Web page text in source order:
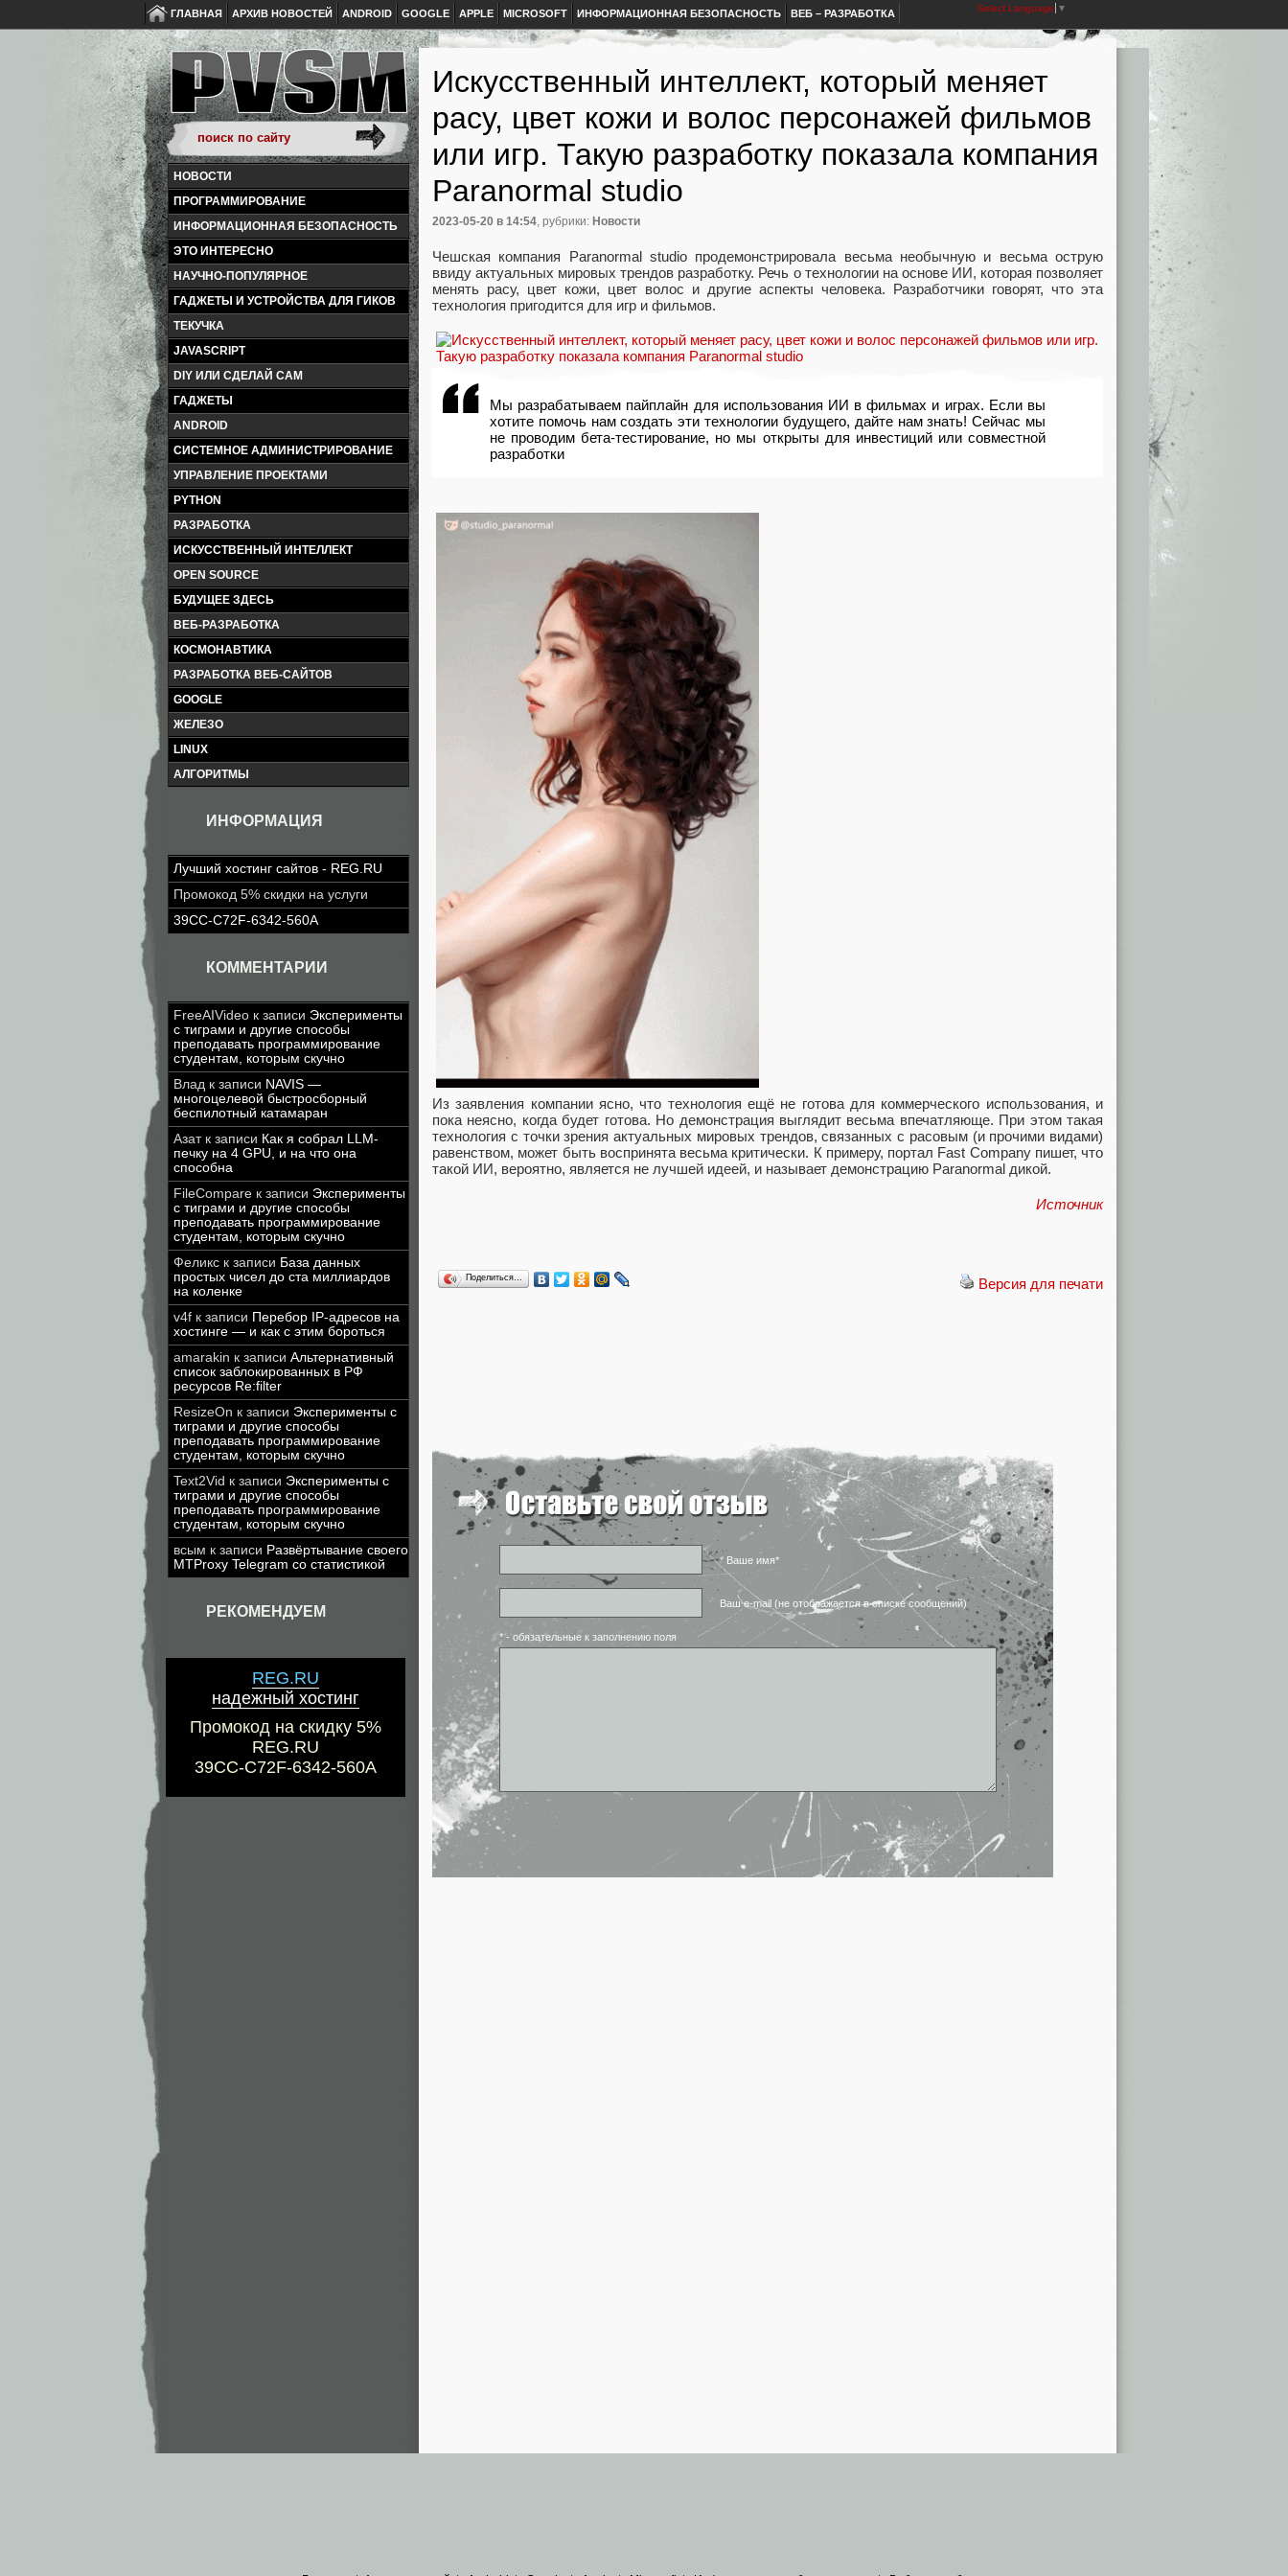
ГЛАВНАЯ АРХИВ НОВОСТЕЙ ANDROID GOOGLE APPLE MICROSOFT ИНФОРМАЦИОННАЯ БЕЗОПАСНОСТЬ ВЕБ – РАЗРАБОТКА Select Language ▼
НОВОСТИ
ПРОГРАММИРОВАНИЕ
ИНФОРМАЦИОННАЯ БЕЗОПАСНОСТЬ
ЭТО ИНТЕРЕСНО
НАУЧНО-ПОПУЛЯРНОЕ
ГАДЖЕТЫ И УСТРОЙСТВА ДЛЯ ГИКОВ
ТЕКУЧКА
JAVASCRIPT
DIY ИЛИ СДЕЛАЙ САМ
ГАДЖЕТЫ
ANDROID
СИСТЕМНОЕ АДМИНИСТРИРОВАНИЕ
УПРАВЛЕНИЕ ПРОЕКТАМИ
PYTHON
РАЗРАБОТКА
ИСКУССТВЕННЫЙ ИНТЕЛЛЕКТ
OPEN SOURCE
БУДУЩЕЕ ЗДЕСЬ
ВЕБ-РАЗРАБОТКА
КОСМОНАВТИКА
РАЗРАБОТКА ВЕБ-САЙТОВ
GOOGLE
ЖЕЛЕЗО
LINUX
АЛГОРИТМЫ
ИНФОРМАЦИЯ
Лучший хостинг сайтов - REG.RU
Промокод 5% скидки на услуги
39CC-C72F-6342-560A
КОММЕНТАРИИ
FreeAIVideo к записи Эксперименты
с тиграми и другие способы
преподавать программирование
студентам, которым скучно
Влад к записи NAVIS —
многоцелевой быстросборный
беспилотный катамаран
Азатк записи Как я собрал LLM-
печку на 4 GPU, и на что она
способна
FileCompare к записи Эксперименты
с тиграми и другие способы
преподавать программирование
студентам, которым скучно
Феликс к записи База данных
простых чисел до ста миллиардов
на коленке
v4f к записи Перебор IP-адресов на
хостинге — и как с этим бороться
amarakin к записи Альтернативный
список заблокированных в РФ
ресурсов Re:filter
ResizeOn к записи Эксперименты с
тиграми и другие способы
преподавать программирование
студентам, которым скучно
Text2Vid к записи Эксперименты с
тиграми и другие способы
преподавать программирование
студентам, которым скучно
всым к записи Развёртывание своего
MTProxy Telegram со статистикой
РЕКОМЕНДУЕМ
REG.RU
надежный хостинг
Промокод на скидку 5%
REG.RU
39CC-C72F-6342-560A
Искусственный интеллект, который меняет
расу, цвет кожи и волос персонажей фильмов
или игр. Такую разработку показала компания
Paranormal studio
2023-05-20 в 14:54, рубрики: Новости
Чешская компания Paranormal studio продемонстрировала весьма необычную и весьма острую
ввиду актуальных мировых трендов разработку. Речь о технологии на основе ИИ, которая позволяет
менять расу, цвет кожи, цвет волос и другие аспекты человека. Разработчики говорят, что эта
технология пригодится для игр и фильмов.
Мы разрабатываем пайплайн для использования ИИ в фильмах и играх. Если вы
хотите помочь нам создать эти технологии будущего, дайте нам знать! Сейчас мы
не проводим бета-тестирование, но мы открыты для инвестиций или совместной
разработки
Из заявления компании ясно, что технология ещё не готова для коммерческого использования, и
пока неясно, когда будет готова. Но демонстрация выглядит весьма впечатляюще. При этом такая
технология с точки зрения актуальных мировых трендов, связанных с расовым (и прочими видами)
равенством, может быть воспринята весьма критически. К примеру, портал Fast Company пишет, что
такой ИИ, вероятно, является не лучшей идеей, и называет демонстрацию Paranormal дикой.
Источник
Версия для печати
Поделиться…
* Ваше имя*
Ваш e-mail (не отображается в списке сообщений)
* - обязательные к заполнению поля